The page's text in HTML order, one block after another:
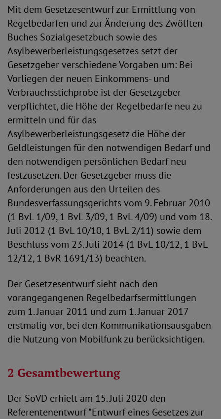
Mit dem Gesetzesentwurf zur Ermittlung von
Regelbedarfen und zur Änderung des Zwölften
Buches Sozialgesetzbuch sowie des
Asylbewerberleistungsgesetzes setzt der
Gesetzgeber verschiedene Vorgaben um: Bei
Vorliegen der neuen Einkommens- und
Verbrauchsstichprobe ist der Gesetzgeber
verpflichtet, die Höhe der Regelbedarfe neu zu
ermitteln und für das
Asylbewerberleistungsgesetz die Höhe der
Geldleistungen für den notwendigen Bedarf und
den notwendigen persönlichen Bedarf neu
festzusetzen. Der Gesetzgeber muss die
Anforderungen aus den Urteilen des
Bundesverfassungsgerichts vom 9. Februar 2010
(1 BvL 1/09, 1 BvL 3/09, 1 BvL 4/09) und vom 18.
Juli 2012 (1 BvL 10/10, 1 BvL 2/11) sowie dem
Beschluss vom 23. Juli 2014 (1 BvL 10/12, 1 BvL
12/12, 1 BvR 1691/13) beachten.
Der Gesetzesentwurf sieht nach den
vorangegangenen Regelbedarfsermittlungen
zum 1. Januar 2011 und zum 1. Januar 2017
erstmalig vor, bei den Kommunikationsausgaben
die Nutzung von Mobilfunk zu berücksichtigen.
2 Gesamtbewertung
Der SoVD erhielt am 15. Juli 2020 den
Referentenentwurf "Entwurf eines Gesetzes zur